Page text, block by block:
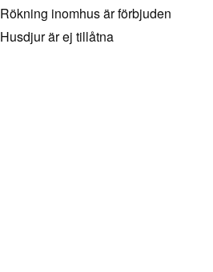
Rökning inomhus är förbjuden
Husdjur är ej tillåtna